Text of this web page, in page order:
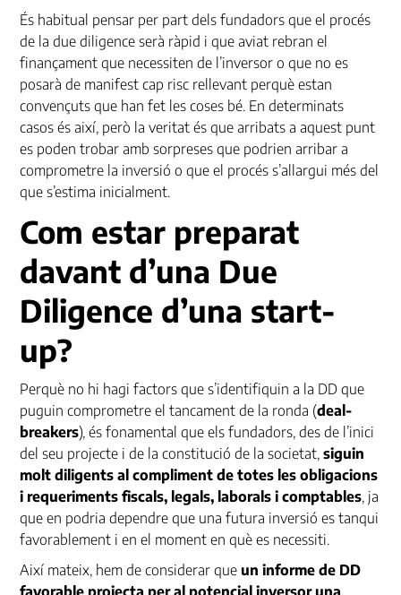
És habitual pensar per part dels fundadors que el procés
de la due diligence serà ràpid i que aviat rebran el
finançament que necessiten de l’inversor o que no es
posarà de manifest cap risc rellevant perquè estan
convençuts que han fet les coses bé. En determinats
casos és així, però la veritat és que arribats a aquest punt
es poden trobar amb sorpreses que podrien arribar a
comprometre la inversió o que el procés s’allargui més del
que s’estima inicialment.
Com estar preparat
davant d’una Due
Diligence d’una start-
up?
Perquè no hi hagi factors que s’identifiquin a la DD que
puguin comprometre el tancament de la ronda (deal-
breakers), és fonamental que els fundadors, des de l’inici
del seu projecte i de la constitució de la societat,siguin
molt diligents al compliment de totes les obligacions
i requeriments fiscals, legals, laborals i comptables, ja
que en podria dependre que una futura inversió es tanqui
favorablement i en el moment en què es necessiti.
Així mateix, hem de considerar queun informe de DD